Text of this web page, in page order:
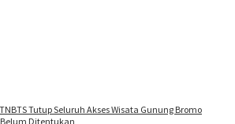
Tutup Seluruh Akses Wisata Gunung Bromo
Ditentukan